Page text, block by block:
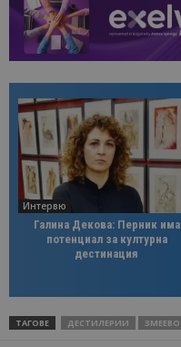
Интервю
Галина Декова: Перник има
потенциал за културна
дестинация
ТАГОВЕ ДЕСТИЛЕРИИ ЗМЕЕВО